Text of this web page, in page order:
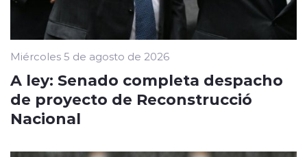
Miércoles 5 de agosto de 2026
A ley: Senado completa despacho
de proyecto de Reconstrucció
Nacional